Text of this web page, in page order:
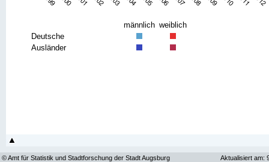
männlich weiblich
Deutsche
Ausländer
© Amt für Statistik und Stadtforschung der Stadt Augsburg Aktualisiert am: